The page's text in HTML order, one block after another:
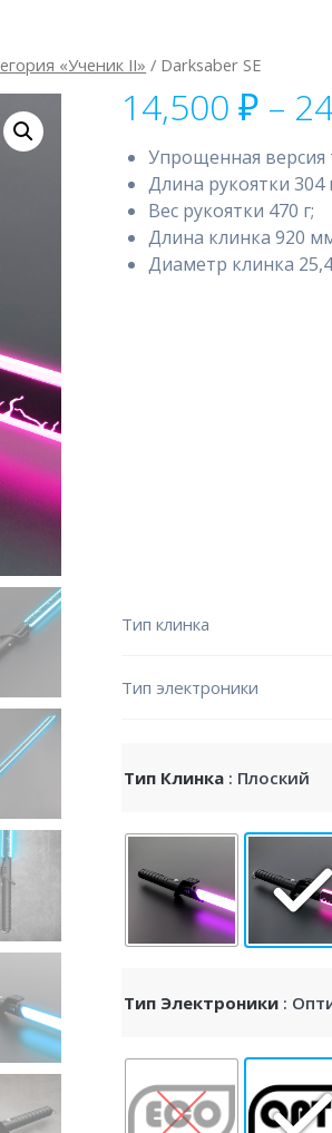
«Ученик II» / Darksaber SE
14,500 ₽ –
Упрощенная версия
Длина рукоятки 304
Вес рукоятки 470 г;
Длина клинка 920
Диаметр клинка
Тип клинка
Тип электроники
Тип Клинка : Плоский
Тип Электроники :